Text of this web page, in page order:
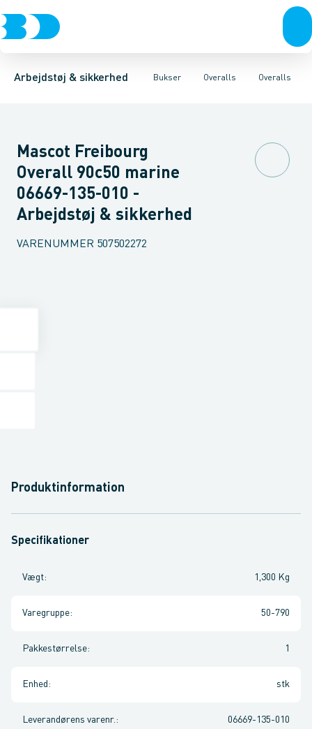
Arbejdstøj & sikkerhed Bukser
Trøjer & t-shirtsBukser Overtøj & huer Undertøj & sokkerSko
Overalls
BukserKnickers & Shorts OverallsKedeldragter Knæskånere
Overalls
OverallsSikkerheds overalls Forede overalls
Mascot Freibourg
Overall 90c50 marine
06669-135-010 -
Arbejdstøj & sikkerhed
VARENUMMER 507502272
Produktinformation
Specifikationer
Vægt: 1,300 Kg
Varegruppe: 50-790
Pakkestørrelse: 1
Enhed : stk
Leverandørens varenr. : 06669-135-010